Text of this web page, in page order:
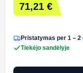
71,21 €
Pristatymas per 1 – 2
Tiekėjo sandėlyje